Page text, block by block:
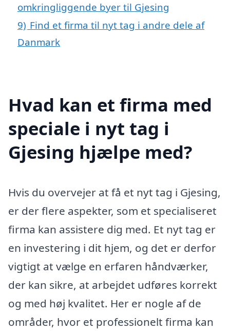
omkringliggende byer til Gjesing
9) Find et firma til nyt tag i andre dele af
Danmark
Hvad kan et firma med
speciale i nyt tag i
Gjesing hjælpe med?
Hvis du overvejer at få et nyt tag i Gjesing,
er der flere aspekter, som et specialiseret
firma kan assistere dig med. Et nyt tag er
en investering i dit hjem, og det er derfor
vigtigt at vælge en erfaren håndværker,
der kan sikre, at arbejdet udføres korrekt
og med høj kvalitet. Her er nogle af de
områder, hvor et professionelt firma kan